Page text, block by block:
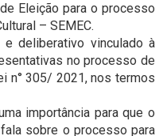
Eleição para o processo
– SEMEC.
deliberativo vinculado à
no processo de
n° 305/ 2021, nos termos
importância para que o
sobre o processo para